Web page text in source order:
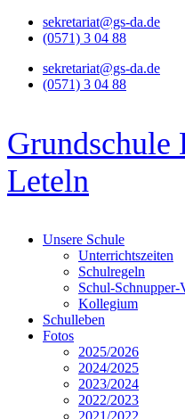
sekretariat@gs-da.de
(0571) 3 04 88
sekretariat@gs-da.de
(0571) 3 04 88
Grundschule
Leteln
Unsere Schule
Unterrichtszeiten
Schulregeln
Schul-Schnupper-
Kollegium
Schulleben
Fotos
2025/2026
2024/2025
2023/2024
2022/2023
2021/2022